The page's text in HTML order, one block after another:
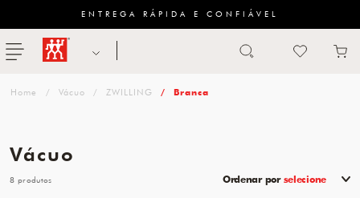
ENTREGA RÁPIDA E CONFIÁVEL
menu ZWILLING
Vácuo ZWILLING Branca
Vácuo
Ordenar por selecione
8